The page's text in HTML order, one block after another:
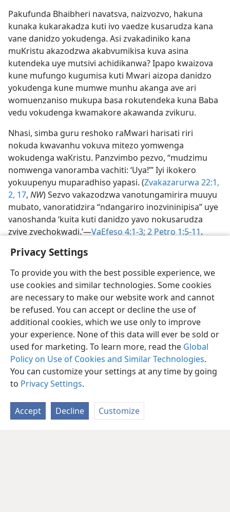
Privacy Settings
To provide you with the best possible experience, we
use cookies and similar technologies. Some cookies
are necessary to make our website work and cannot
be refused. You can accept or decline the use of
additional cookies, which we use only to improve
your experience. None of this data will ever be sold or
used for marketing. To learn more, read the Global
Policy on Use of Cookies and Similar Technologies.
You can customize your settings at any time by going
to Privacy Settings.
Accept Decline Customize
Pakufunda Bhaibheri navatsva, naizvozvo, hakuna
kunaka kukarakadza kuti ivo vaedze kusarudza kana
vane danidzo yokudenga. Asi zvakadiniko kana
muKristu akazodzwa akabvumikisa kuva asina
kutendeka uye mutsivi achidikanwa? Ipapo kwaizova
kune mufungo kugumisa kuti Mwari aizopa danidzo
yokudenga kune mumwe munhu akanga ave ari
womuenzaniso mukupa basa rokutendeka kuna Baba
vedu vokudenga kwamakore akawanda zvikuru.
Nhasi, simba guru reshoko raMwari harisati riri
nokuda kwavanhu vokuva mitezo yomwenga
wokudenga waKristu. Panzvimbo pezvo, “mudzimu
nomwenga vanoramba vachiti: ‘Uya!’” Iyi ikokero
yokuupenyu muparadhiso yapasi. (Zvakazarurwa 22:1,
2, 17, NW) Sezvo vakazodzwa vanotungamirira muuyu
mubato, vanoratidzira “ndangariro inozvininipisa” uye
vanoshanda ‘kuita kuti danidzo yavo nokusarudza
zvive zvechokwadi.’—VaEfeso 4:1-3;2 Petro 1:5-11.